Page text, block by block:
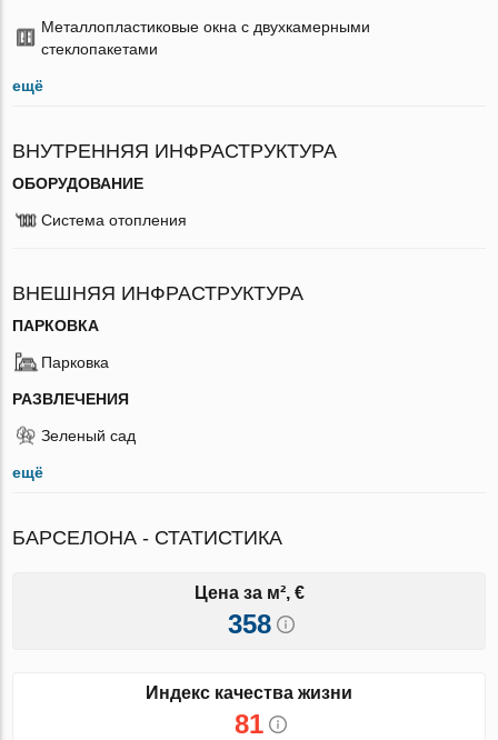
Металлопластиковые окна с двухкамерными
стеклопакетами
ещё
ВНУТРЕННЯЯ ИНФРАСТРУКТУРА
ОБОРУДОВАНИЕ
Система отопления
ВНЕШНЯЯ ИНФРАСТРУКТУРА
ПАРКОВКА
Парковка
РАЗВЛЕЧЕНИЯ
Зеленый сад
ещё
БАРСЕЛОНА - СТАТИСТИКА
Цена за м², €
358
Индекс качества жизни
81